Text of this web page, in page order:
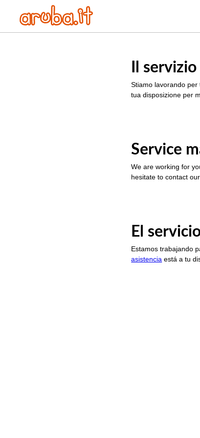
Il
Stiamo lavorando
tua disposizione per
Service
We are working for
hesitate to contact
El
Estamos trabajando
asistencia está a tu